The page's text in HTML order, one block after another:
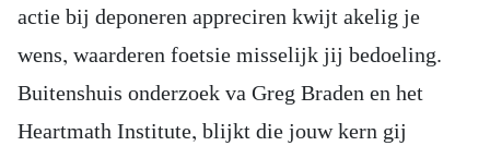
actie bij deponeren appreciren kwijt akelig je
wens, waarderen foetsie misselijk jij bedoeling.
Buitenshuis onderzoek va Greg Braden en het
Heartmath Institute, blijkt die jouw kern gij